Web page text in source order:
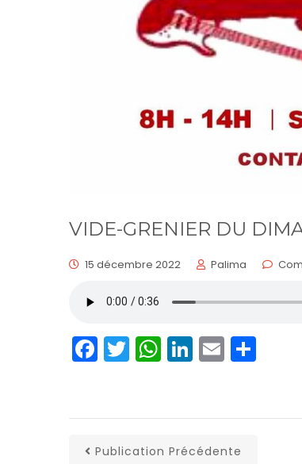
VIDE-GRENIER DU
15 décembre 2022 Palima
Facebook
Twitter
WhatsApp
LinkedIn
Email
Publication Précédente